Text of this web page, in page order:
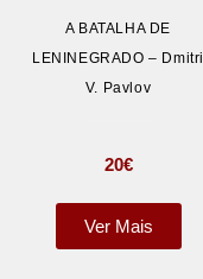
A BATALHA DE
LENINEGRADO – Dmitri
V. Pavlov
20€
Ver Mais